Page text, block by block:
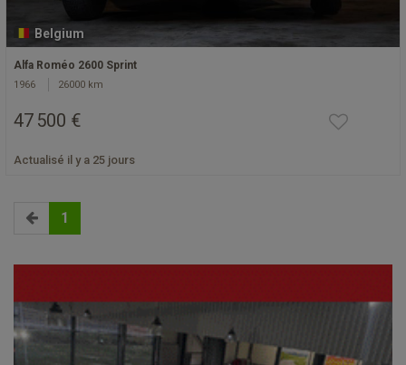
Belgium
Alfa Roméo 2600 Sprint
1966 26000 km
47 500 €
Actualisé il y a 25 jours
1